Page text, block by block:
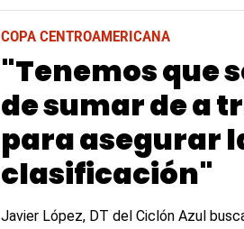
COPA CENTROAMERICANA
"Tenemos que
de sumar de a
para asegurar
clasificación"
Javier López, DT del Ciclón Azul